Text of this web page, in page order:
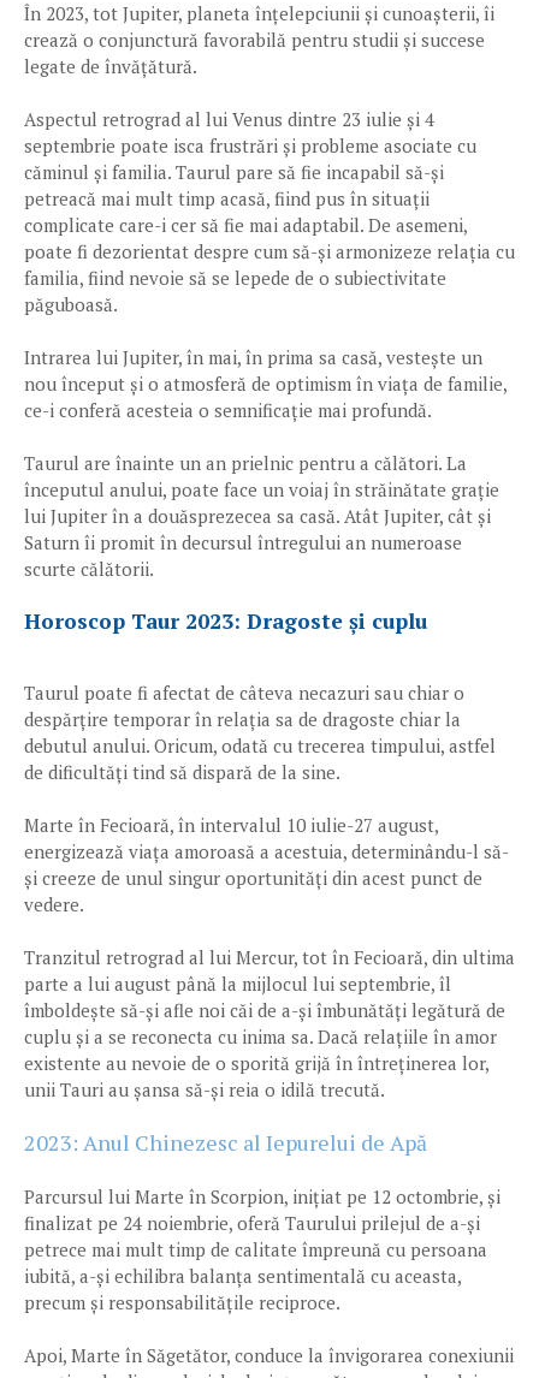
În 2023, tot Jupiter, planeta înțelepciunii și cunoașterii, îi
crează o conjunctură favorabilă pentru studii și succese
legate de învățătură.
Aspectul retrograd al lui Venus dintre 23 iulie și 4
septembrie poate isca frustrări și probleme asociate cu
căminul și familia. Taurul pare să fie incapabil să-și
petreacă mai mult timp acasă, fiind pus în situații
complicate care-i cer să fie mai adaptabil. De asemeni,
poate fi dezorientat despre cum să-și armonizeze relația cu
familia, fiind nevoie să se lepede de o subiectivitate
păguboasă.
Intrarea lui Jupiter, în mai, în prima sa casă, vestește un
nou început și o atmosferă de optimism în viața de familie,
ce-i conferă acesteia o semnificație mai profundă.
Taurul are înainte un an prielnic pentru a călători. La
începutul anului, poate face un voiaj în străinătate grație
lui Jupiter în a douăsprezecea sa casă. Atât Jupiter, cât și
Saturn îi promit în decursul întregului an numeroase
scurte călătorii.
Horoscop Taur 2023: Dragoste și cuplu
Taurul poate fi afectat de câteva necazuri sau chiar o
despărțire temporar în relația sa de dragoste chiar la
debutul anului. Oricum, odată cu trecerea timpului, astfel
de dificultăți tind să dispară de la sine.
Marte în Fecioară, în intervalul 10 iulie-27 august,
energizează viața amoroasă a acestuia, determinându-l să-
și creeze de unul singur oportunități din acest punct de
vedere.
Tranzitul retrograd al lui Mercur, tot în Fecioară, din ultima
parte a lui august până la mijlocul lui septembrie, îl
îmboldește să-și afle noi căi de a-și îmbunătăți legătură de
cuplu și a se reconecta cu inima sa. Dacă relațiile în amor
existente au nevoie de o sporită grijă în întreținerea lor,
unii Tauri au șansa să-și reia o idilă trecută.
2023: Anul Chinezesc al Iepurelui de Apă
Parcursul lui Marte în Scorpion, inițiat pe 12 octombrie, și
finalizat pe 24 noiembrie, oferă Taurului prilejul de a-și
petrece mai mult timp de calitate împreună cu persoana
iubită, a-și echilibra balanța sentimentală cu aceasta,
precum și responsabilitățile reciproce.
Apoi, Marte în Săgetător, conduce la învigorarea conexiunii